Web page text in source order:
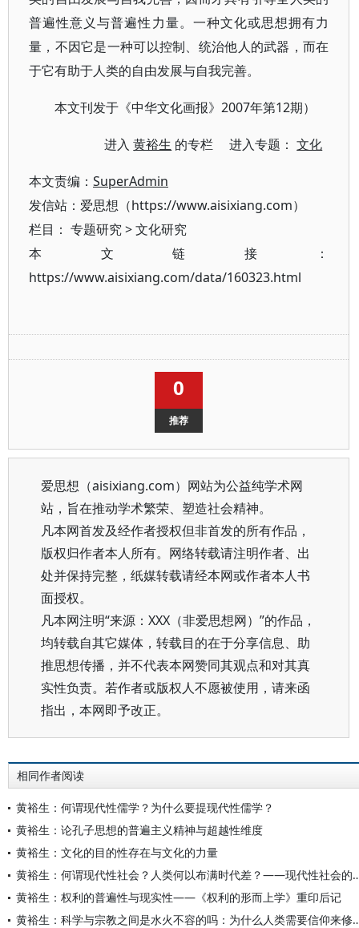
普遍性意义与普遍性力量。一种文化或思想拥有力
量，不因它是一种可以控制、统治他人的武器，而在
于它有助于人类的自由发展与自我完善。
本文刊发于《中华文化画报》2007年第12期）
进入黄裕生 的专栏 进入专题：文化
本文责编： SuperAdmin
发信站：爱思想（https://www.aisixiang.com）
栏目： 专题研究>文化研究
本文链接：
https://www.aisixiang.com/data/160323.html
0
推荐
爱思想（aisixiang.com）网站为公益纯学术网
站，旨在推动学术繁荣、塑造社会精神。
凡本网首发及经作者授权但非首发的所有作品，
版权归作者本人所有。网络转载请注明作者、出
处并保持完整，纸媒转载请经本网或作者本人书
面授权。
凡本网注明“来源：XXX（非爱思想网）”的作品，
均转载自其它媒体，转载目的在于分享信息、助
推思想传播，并不代表本网赞同其观点和对其真
实性负责。若作者或版权人不愿被使用，请来函
指出，本网即予改正。
相同作者阅读
黄裕生：何谓现代性儒学？为什么要提现代性儒学？
黄裕生：论孔子思想的普遍主义精神与超越性维度
黄裕生：文化的目的性存在与文化的力量
黄裕生：何谓现代性社会？人类何
黄裕生：权利的普遍性与现实性——《权利的形而上学》重印后记
黄裕生：科学与宗教之间是水火